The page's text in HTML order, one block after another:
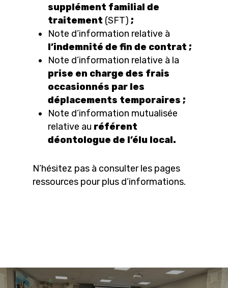
supplément familial de
traitement (SFT) ;
Note d’information relative à
l’indemnité de fin de contrat ;
Note d’information relative à la
prise en charge des frais
occasionnés par les
déplacements temporaires ;
Note d’information mutualisée
relative au référent
déontologue de l’élu local.
N’hésitez pas à consulter les pages
ressources pour plus d’informations.